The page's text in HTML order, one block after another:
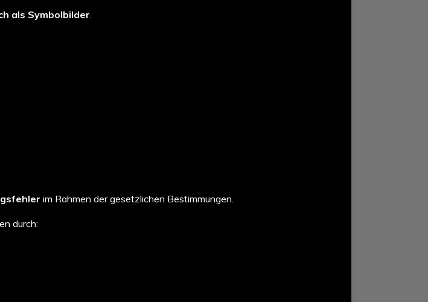
als Symbolbilder.
im Rahmen der gesetzlichen Bestimmungen.
durch: